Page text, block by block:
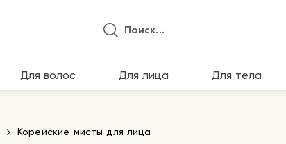
Для волос Для лица Для тела
Корейские мисты для лица